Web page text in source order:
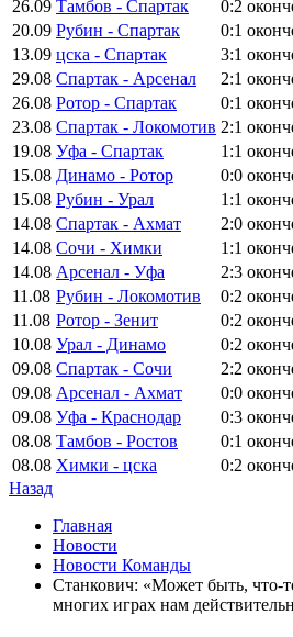
26.09 Тамбов - Спартак 0:2
20.09 Рубин - Спартак 0:1
13.09 цска - Спартак 3:1
29.08 Спартак - Арсенал 2:1
26.08 Ротор - Спартак 0:1
23.08 Спартак - Локомотив 2:1
19.08 Уфа - Спартак 1:1
15.08 Динамо - Ротор 0:0
15.08 Рубин - Урал 1:1
14.08 Спартак - Ахмат 2:0
14.08 Сочи - Химки 1:1
14.08 Арсенал - Уфа 2:3
11.08 Рубин - Локомотив 0:2
11.08 Ротор - Зенит 0:2
10.08 Урал - Динамо 0:2
09.08 Спартак - Сочи 2:2
09.08 Арсенал - Ахмат 0:0
09.08 Уфа - Краснодар 0:3
08.08 Тамбов - Ростов 0:1
08.08 Химки - цска 0:2
Назад
Главная
Новости
Новости Команды
Станкович: «Может быть,
многих играх нам